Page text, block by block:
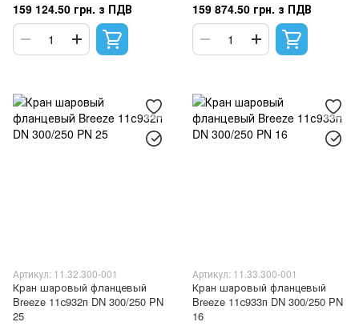
159 124.50 грн. з ПДВ 159 874.50 грн. з ПДВ
Артикул: 11.32.300-001
Кран шаровый фланцевый
Breeze 11с932п DN 300/250 PN
25
Артикул: 11.33.300-001
Кран шаровый фланцевый
Breeze 11с933п DN 300/250 PN
16